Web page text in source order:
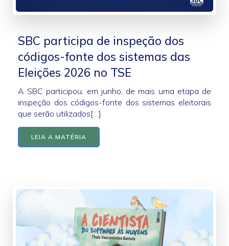
SBC participa de inspeção dos
códigos-fonte dos sistemas das
Eleições 2026 no TSE
A SBC participou, em junho, de mais uma etapa de
inspeção dos códigos-fonte dos sistemas eleitorais
que serão utilizados[…]
LEIA A MATÉRIA